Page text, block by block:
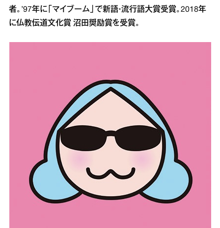
者。’97年に「マイブーム」で新語・流行語大賞受賞。2018年
に仏教伝道文化賞 沼田奨励賞を受賞。